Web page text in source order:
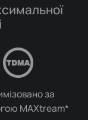
за
MAXtream*